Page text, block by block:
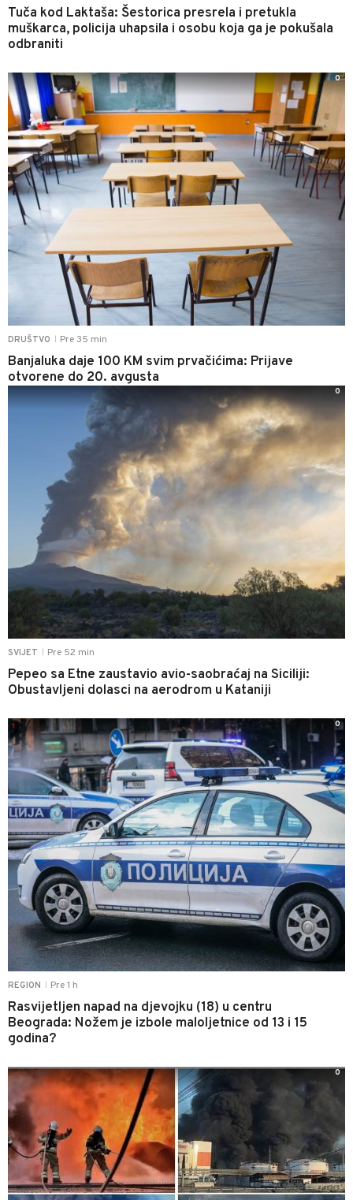
Tuča kod Laktaša: Šestorica presrela i pretukla
muškarca, policija uhapsila i osobu koja ga je pokušala
odbraniti
DRUŠTVO Pre 35 min
Banjaluka daje 100 KM svim prvačićima: Prijave
otvorene do 20. avgusta
0
SVIJET Pre 52 min
Pepeo sa Etne zaustavio avio-saobraćaj na Siciliji:
Obustavljeni dolasci na aerodrom u Kataniji
0
REGION Pre 1 h
Rasvijetljen napad na djevojku (18) u centru
Beograda: Nožem je izbole maloljetnice od 13 i 15
godina?
0
0